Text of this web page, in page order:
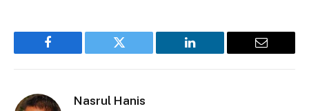
Facebook Twitter LinkedIn Email
Nasrul Hanis